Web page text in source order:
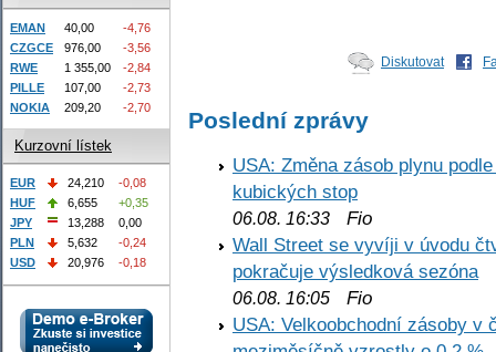
Diskutovat
Poslední zprávy
USA: Změna zásob plynu
kubických stop
06.08. 16:33 Fio
Wall Street se vyvíji v úvodu
pokračuje výsledková sezóna
06.08. 16:05 Fio
USA: Velkoobchodní zásoby v
EMAN 40,00
-4,76
CZGCE
976,00
-3,56
RWE
1 355,00
-2,84
PILLE
107,00
-2,73
NOKIA
209,20 -2,70
Kurzovní lístek
EUR 24,210
-0,08
HUF
6,655
+0,35
JPY
13,288
0,00
PLN
5,632
-0,24
USD
20,976 -0,18